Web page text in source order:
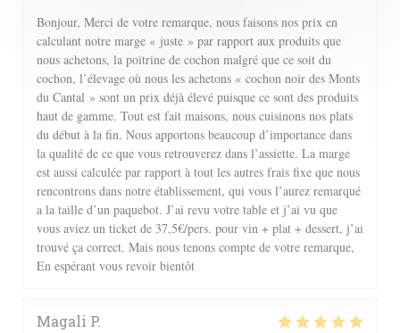
Bonjour, Merci de votre remarque, nous faisons nos prix en
calculant notre marge « juste » par rapport aux produits que
nous achetons, la poitrine de cochon malgré que ce soit du
cochon, l’élevage où nous les achetons « cochon noir des Monts
du Cantal » sont un prix déjà élevé puisque ce sont des produits
haut de gamme. Tout est fait maisons, nous cuisinons nos plats
du début à la fin. Nous apportons beaucoup d’importance dans
la qualité de ce que vous retrouverez dans l’assiette. La marge
est aussi calculée par rapport à tout les autres frais fixe que nous
rencontrons dans notre établissement, qui vous l’aurez remarqué
a la taille d’un paquebot. J’ai revu votre table et j’ai vu que
vous aviez un ticket de 37,5€/pers. pour vin + plat + dessert, j’ai
trouvé ça correct. Mais nous tenons compte de votre remarque,
En espérant vous revoir bientôt
Magali P